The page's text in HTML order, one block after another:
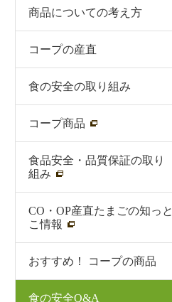
商品についての考え方
コープの産直
食の安全の取り組み
コープ商品
食品安全・品質保証の取り
組み
CO・OP産直たまごの知っと
こ情報
おすすめ！ コープの商品
食の安全Q&A